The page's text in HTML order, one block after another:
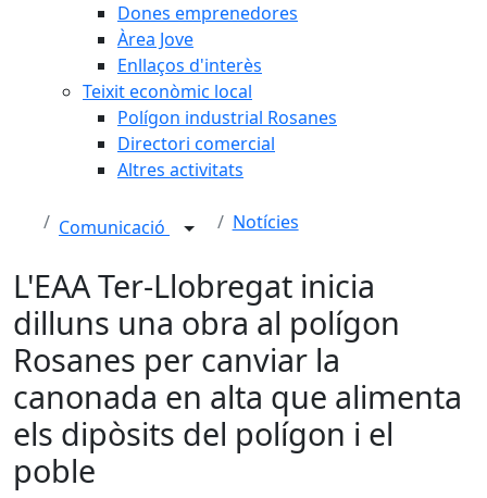
Dones emprenedores
Àrea Jove
Enllaços d'interès
Teixit econòmic local
Polígon industrial Rosanes
Directori comercial
Altres activitats
Comunicació Notícies
L'EAA Ter-Llobregat inicia
dilluns una obra al polígon
Rosanes per canviar la
canonada en alta que alimenta
els dipòsits del polígon i el
poble